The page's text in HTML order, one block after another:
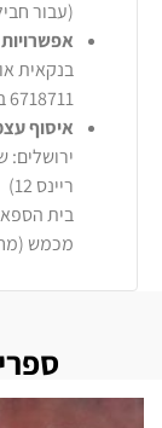
(עבור חבילות
6718711 בצירוף מספר הזמנה).
איסוף
ריינס 12)
בית
מכמש